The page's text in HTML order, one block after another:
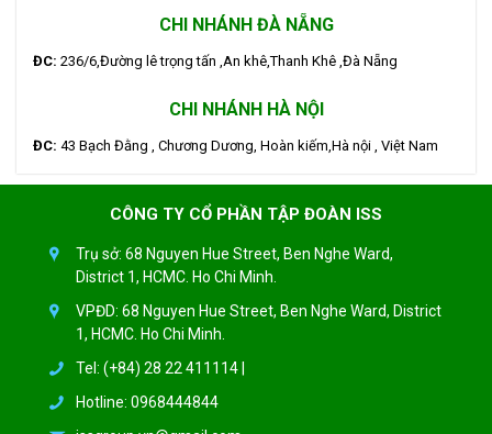
CHI NHÁNH ĐÀ NẴNG
ĐC: 236/6,Đường lê trọng tấn ,An khê,Thanh Khê ,Đà Nẵng
CHI NHÁNH HÀ NỘI
ĐC: 43 Bạch Đằng , Chương Dương, Hoàn kiếm,Hà nội , Việt Nam
CÔNG TY CỔ PHẦN TẬP ĐOÀN ISS
Trụ sở: 68 Nguyen Hue Street, Ben Nghe Ward,
District 1, HCMC. Ho Chi Minh.
VPĐD: 68 Nguyen Hue Street, Ben Nghe Ward, District
1, HCMC. Ho Chi Minh.
Tel: (+84) 28 22 411114 |
Hotline: 0968444844